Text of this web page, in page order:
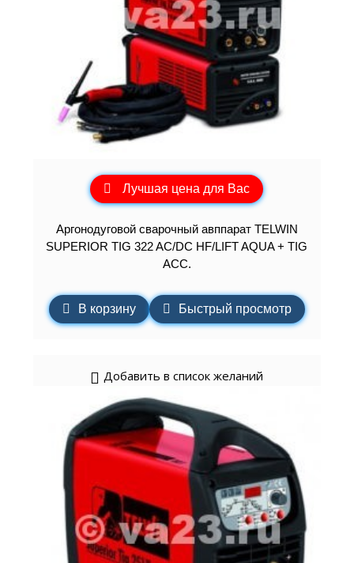
Лучшая цена для Вас
Аргонодуговой сварочный авппарат TELWIN
SUPERIOR TIG 322 AC/DC HF/LIFT AQUA + TIG
ACC.
В корзину Быстрый просмотр
Добавить в список желаний